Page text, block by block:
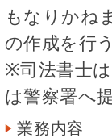
もなりかね
の作成を行
※司法書士
は警察署へ
業務内容